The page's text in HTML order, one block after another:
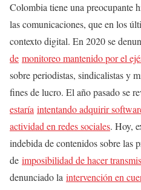
Colombia tiene una preocupante
las comunicaciones, que en los
contexto digital. En 2020 se
de monitoreo mantenido por el
sobre periodistas, sindicalistas y
fines de lucro. El año pasado se
estaría intentando adquirir
actividad en redes sociales. Hoy,
indebida de contenidos sobre las
de imposibilidad de hacer
denunciado la intervención en